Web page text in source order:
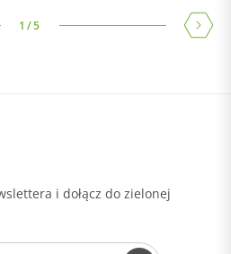
1 /5
i dołącz do zielonej